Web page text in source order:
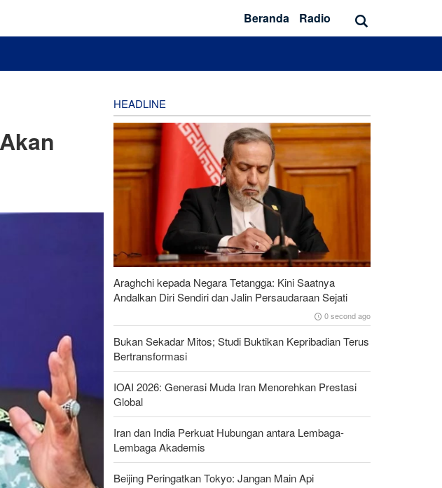
Beranda Radio
HEADLINE
Araghchi kepada Negara Tetangga: Kini Saatnya
Andalkan Diri Sendiri dan Jalin Persaudaraan Sejati
0 second ago
Bukan Sekadar Mitos; Studi Buktikan Kepribadian Terus
Bertransformasi
IOAI 2026: Generasi Muda Iran Menorehkan Prestasi
Global
Iran dan India Perkuat Hubungan antara Lembaga-
Lembaga Akademis
Beijing Peringatkan Tokyo: Jangan Main Api